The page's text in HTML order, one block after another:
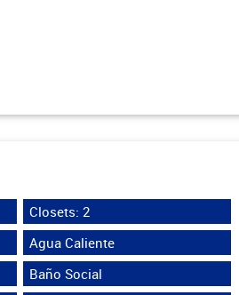
Closets: 2
Agua Caliente
Baño Social